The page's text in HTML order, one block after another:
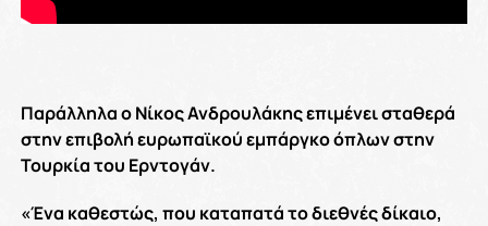
Παράλληλα ο Νίκος Ανδρουλάκης επιμένει σταθερά
στην επιβολή ευρωπαϊκού εμπάργκο όπλων στην
Τουρκία του Ερντογάν.
«Ένα καθεστώς, που καταπατά το διεθνές δίκαιο,